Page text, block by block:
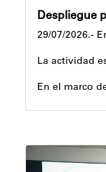
29/07/2026.-
La actividad
En el marco